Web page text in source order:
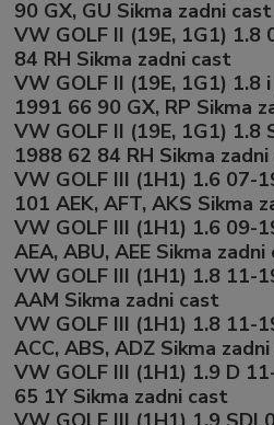
90 GX, GU Sikma zadni cast
VW GOLF II (19E, 1G1)
84 RH Sikma zadni cast
VW GOLF II (19E, 1G1)
1991 66 90 GX, RP Sikma
VW GOLF II (19E, 1G1)
1988 62 84 RH Sikma
VW GOLF III (1H1) 1.6 07-
101 AEK, AFT, AKS Sikma
VW GOLF III (1H1) 1.6 09-
AEA, ABU, AEE Sikma zadni
VW GOLF III (1H1) 1.8 11-
AAM Sikma zadni cast
VW GOLF III (1H1) 1.8 11-
ACC, ABS, ADZ Sikma
VW GOLF III (1H1) 1.9 D
65 1Y Sikma zadni cast